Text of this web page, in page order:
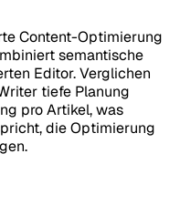
Content-Optimierung
semantische
Editor. Verglichen
tiefe Planung
pro Artikel, was
die Optimierung